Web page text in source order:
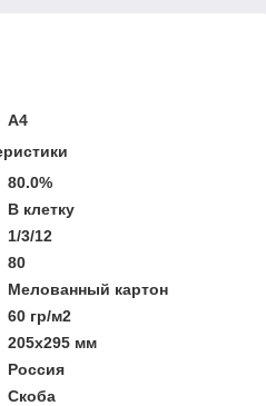
A4
80.0%
В клетку
1/3/12
80
Мелованный картон
60 гр/м2
205х295 мм
Россия
Скоба